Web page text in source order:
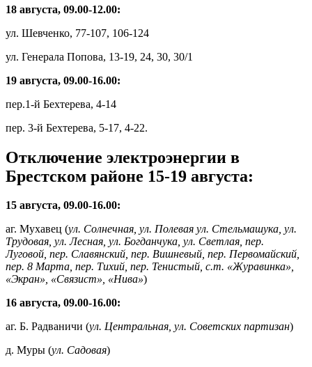
18 августа, 09.00-12.00:
ул. Шевченко, 77-107, 106-124
ул. Генерала Попова, 13-19, 24, 30, 30/1
19 августа, 09.00-16.00:
пер.1-й Бехтерева, 4-14
пер. 3-й Бехтерева, 5-17, 4-22.
Отключение электроэнергии в
Брестском районе 15-19 августа:
15 августа, 09.00-16.00:
аг. Мухавец (ул. Солнечная, ул. Полевая ул. Стельмашука, ул.
Трудовая, ул. Лесная, ул. Богданчука, ул. Светлая, пер.
Луговой, пер. Славянский, пер. Вишневый, пер. Первомайский,
пер. 8 Марта, пер. Тихий, пер. Тенистый, с.т. «Журавинка»,
«Экран», «Связист», «Нива»)
16 августа, 09.00-16.00:
аг. Б. Радваничи (ул. Центральная, ул. Советских партизан)
д. Муры (ул. Садовая)